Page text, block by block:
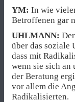
YM: In wie
Betroffenen gar
UHLMANN:
über das soziale
dass mit
wenn sie sich an
der Beratung
vor allem die
Radikalisierten.